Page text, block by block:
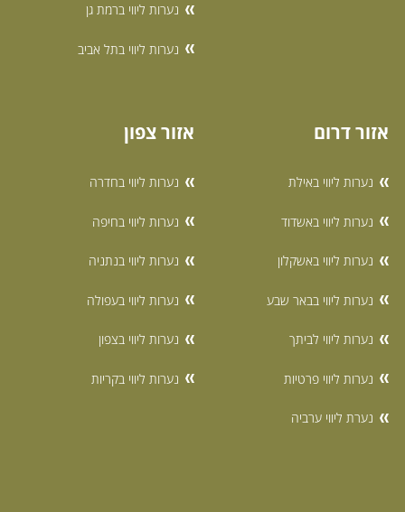
נערות ליווי ברמת גן
נערות ליווי בתל אביב
אזור דרום
נערות ליווי באילת
נערות ליווי באשדוד
נערות ליווי באשקלון
נערות ליווי בבאר שבע
נערות ליווי לביתך
נערות ליווי פרטיות
נערת ליווי ערביה
אזור צפון
נערות ליווי בחדרה
נערות ליווי בחיפה
נערות ליווי בנתניה
נערות ליווי בעפולה
נערות ליווי בצפון
נערות ליווי בקריות